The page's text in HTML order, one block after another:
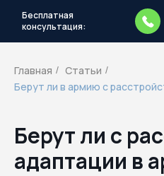
Бесплатная
консультация:
Главная / Статьи /
Берут ли в армию с
Берут ли с
адаптации в
каждый день.
действий